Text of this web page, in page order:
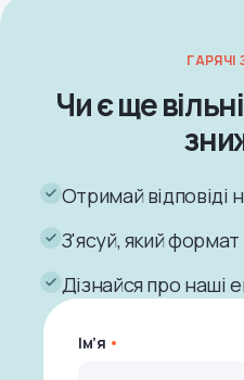
Чи є ще
Отримай відповіді
З'ясуй, який формат
Дізнайся про наші
Ім’я